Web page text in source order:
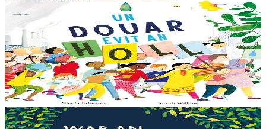
Bannoù-heol
Un douar evit an holl
Bras-divent eo hor planedenn ha kaer-meurbet ivez, met ezhomm he
deus ouzhin hag ouzhit. Reiñ da gompren gwelloc’h efedoù Mab-
den war hor planedenn a ra al levr kaer-mañ....
Er stok13,00 €
3 bloaz hag ouzhpenn
Bannoù-heol